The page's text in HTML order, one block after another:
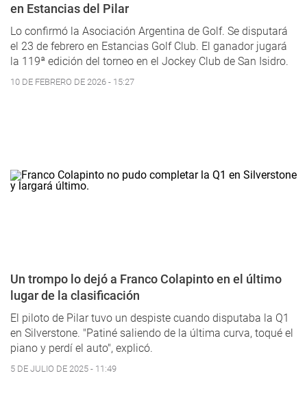
en Estancias del Pilar
Lo confirmó la Asociación Argentina de Golf. Se disputará
el 23 de febrero en Estancias Golf Club. El ganador jugará
la 119ª edición del torneo en el Jockey Club de San Isidro.
10 DE FEBRERO DE 2026 - 15:27
Un trompo lo dejó a Franco Colapinto en el último
lugar de la clasificación
El piloto de Pilar tuvo un despiste cuando disputaba la Q1
en Silverstone. "Patiné saliendo de la última curva, toqué el
piano y perdí el auto", explicó.
5 DE JULIO DE 2025 - 11:49